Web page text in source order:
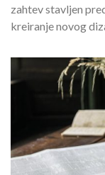
zahtev stavljen
kreiranje novog